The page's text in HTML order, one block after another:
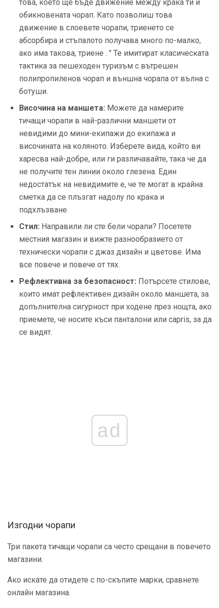
това, което ще бъде движение между крака ти и
обикновената чорап. Като позволиш това
движение в слоевете чорапи, триенето се
абсорбира и стъпалото получава много по-малко,
ако има такова, триене . " Те имитират класическата
тактика за пешеходен туризъм с вътрешен
полипропиленов чорап и външна чорапа от вълна с
ботуши.
Височина на маншета: Можете да намерите
тичащи чорапи в най-различни маншети от
невидими до мини-екипажи до екипажа и
височината на коляното. Изберете вида, който ви
харесва най-добре, или ги различавайте, така че да
не получите тен линии около глезена. Един
недостатък на невидимите е, че те могат в крайна
сметка да се плъзгат надолу по крака и
подхлъзване.
Стил: Направили ли сте бели чорапи? Посетете
местния магазин и вижте разнообразието от
технически чорапи с джаз дизайн и цветове. Има
все повече и повече от тях.
Рефлективна за безопасност: Потърсете стилове,
които имат рефлективен дизайн около маншета, за
допълнителна сигурност при ходене през нощта, ако
приемете, че носите къси панталони или capris, за да
се видят.
ad
Изгодни чорапи
Три пакета тичащи чорапи са често срещани в повечето
магазини.
Ако искате да отидете с по-скъпите марки, сравнете
онлайн магазина.